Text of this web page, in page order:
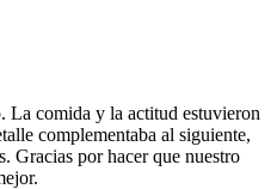
La comida y la actitud estuvieron
complementaba al siguiente,
Gracias por hacer que nuestro